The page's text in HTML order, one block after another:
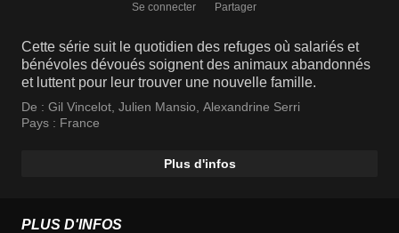
Se connecter Partager
Cette série suit le quotidien des refuges où salariés et
bénévoles dévoués soignent des animaux abandonnés
et luttent pour leur trouver une nouvelle famille.
De : Gil Vincelot Julien Mansio Alexandrine Serri
Pays : France
Plus d'infos
PLUS D'INFOS